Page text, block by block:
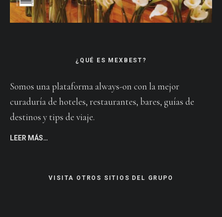
¿QUÉ ES MEXBEST?
Somos una plataforma always-on con la mejor
curaduría de hoteles, restaurantes, bares, guías de
destinos y tips de viaje.
LEER MÁS…
VISITA OTROS SITIOS DEL GRUPO